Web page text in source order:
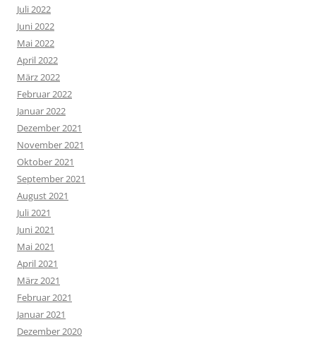
Juli 2022
Juni 2022
Mai 2022
April 2022
März 2022
Februar 2022
Januar 2022
Dezember 2021
November 2021
Oktober 2021
September 2021
August 2021
Juli 2021
Juni 2021
Mai 2021
April 2021
März 2021
Februar 2021
Januar 2021
Dezember 2020